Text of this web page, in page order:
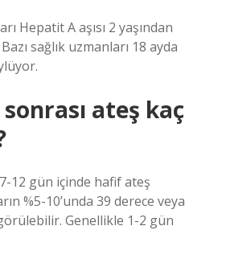
Hepatit A aşısı 2 yaşından
sağlık uzmanları 18 ayda
sonrası ateş kaç
12 gün içinde hafif ateş
%5-10’unda 39 derece veya
Genellikle 1-2 gün